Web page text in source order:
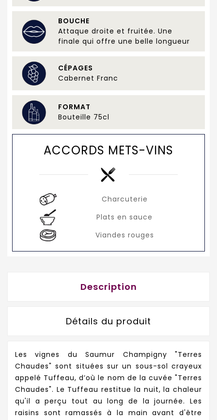
BOUCHE
Attaque droite et fruitée. Une
finale qui offre une belle longueur
CÉPAGES
Cabernet Franc
FORMAT
Bouteille 75cl
ACCORDS METS-VINS
Charcuterie
Plats en sauce
Viandes rouges
Description
Détails du produit
Les vignes du Saumur Champigny "Terres
Chaudes" sont situées sur un sous-sol crayeux
appelé Tuffeau, d’où le nom de la cuvée "Terres
Chaudes". Le Tuffeau restitue la nuit, la chaleur
qu'il a perçu tout au long de la journée. Les
raisins sont ramassés à la main avant d'être